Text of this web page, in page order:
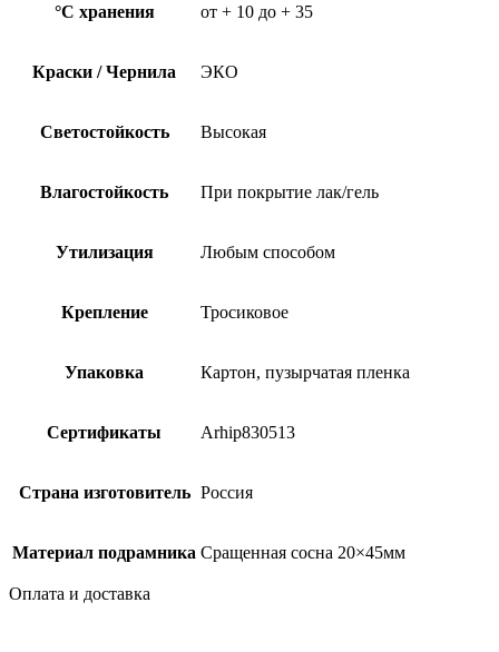
°C хранения от + 10 до + 35
Краски / Чернила ЭКО
Светостойкость Высокая
Влагостойкость При покрытие лак/гель
Утилизация Любым способом
Крепление Тросиковое
Упаковка Картон, пузырчатая пленка
Сертификаты Arhip830513
Страна изготовитель Россия
Материал подрамника Сращенная сосна 20×45мм
Оплата и доставка